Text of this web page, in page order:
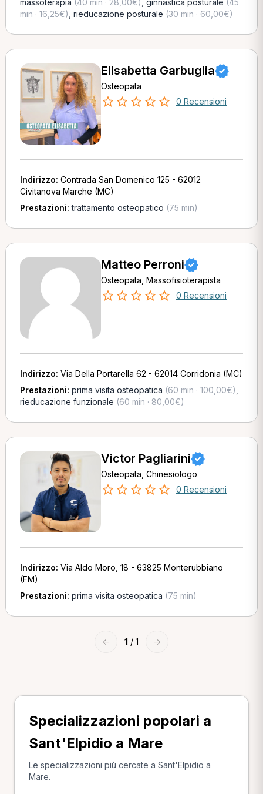
massoterapia (40 min · 28,00€) ginnastica posturale (45
min · 16,25€) rieducazione posturale (30 min · 60,00€)
Elisabetta Garbuglia
Osteopata
0 Recensioni
Indirizzo: Contrada San Domenico 125 - 62012
Civitanova Marche (MC)
Prestazioni:trattamento osteopatico (75 min)
Matteo Perroni
Osteopata, Massofisioterapista
0 Recensioni
Indirizzo: Via Della Portarella 62 - 62014 Corridonia (MC)
Prestazioni: prima visita osteopatica (60 min · 100,00€)
rieducazione funzionale (60 min · 80,00€)
Victor Pagliarini
Osteopata, Chinesiologo
0 Recensioni
Indirizzo: Via Aldo Moro, 18 - 63825 Monterubbiano
(FM)
Prestazioni: prima visita osteopatica (75 min)
← 1 / 1 →
Specializzazioni popolari a
Sant'Elpidio a Mare
Le specializzazioni più cercate a Sant'Elpidio a
Mare.